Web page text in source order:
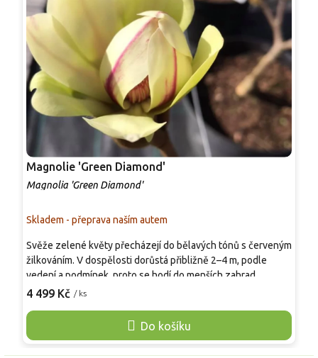
Magnolie 'Green Diamond'
Magnolia 'Green Diamond'
Skladem - přeprava naším autem
4 499 Kč / ks
Do košíku
Svěže zelené květy přecházejí do bělavých tónů s červeným
žilkováním. V dospělosti dorůstá přibližně 2–4 m, podle
vedení a podmínek, proto se hodí do menších zahrad,
předzahrádek i jako sběratelská solitera k terase. Poupata
bílé plátky s purpurově červenou kresbou od báze. Kvete na
jaře a může slabě dokvétat i během léta. Nejlépe vynikne na